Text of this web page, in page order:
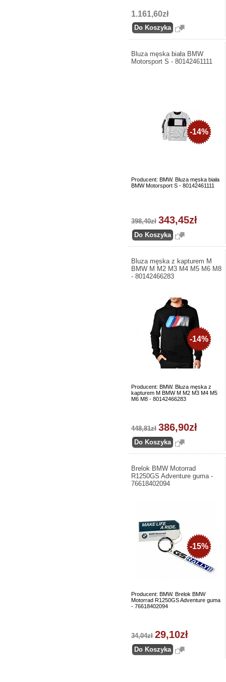
1.161,60zł
Bluza męska biała BMW
Motorsport S - 80142461111
Producent: BMW. Bluza męska biała
BMW Motorsport S - 80142461111
-14%
398,40zł 343,45zł
Bluza męska z kapturem M
BMW M M2 M3 M4 M5 M6 M8
- 80142466283
Producent: BMW. Bluza męska z
kapturem M BMW M M2 M3 M4 M5
M6 M8 - 80142466283
-14%
448,81zł 386,90zł
Brelok BMW Motorrad
R1250GS Adventure guma -
76618402094
Producent: BMW. Brelok BMW
Motorrad R1250GS Adventure guma
- 76618402094
-15%
34,04zł 29,10zł